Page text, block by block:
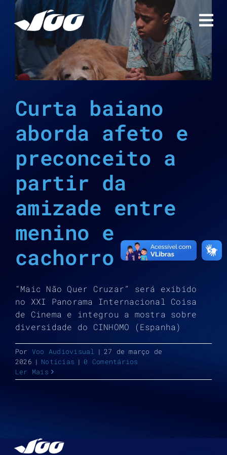
para
conteúdo
Curta baiano
aborda afeto e
preconceito a
partir da
amizade entre
menino e
cachorro
“Maic Não Quer Cruzar” será exibido
no XXI Panorama Internacional Coisa
de Cinema e integrou a mostra sobre
diversidade do CINHOMO (Espanha)
Por Voo Audiovisual | 27 de março de
2026 | Notícias | 0 Comentários
Ler Mais